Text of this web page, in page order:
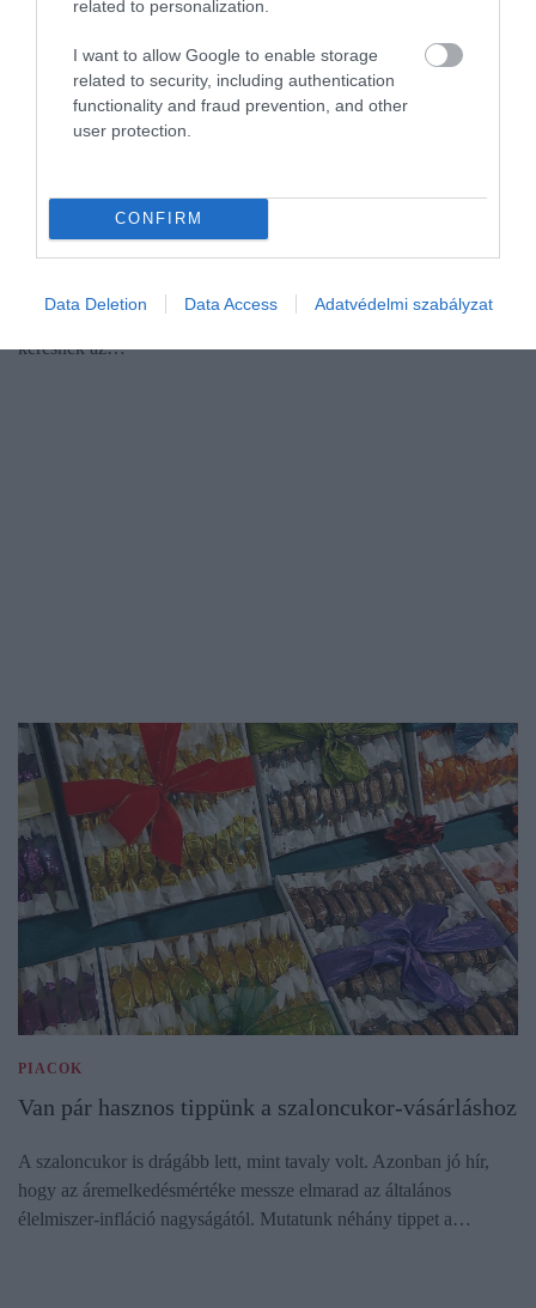
related to personalization.
I want to allow Google to enable storage
related to security, including authentication
functionality and fraud prevention, and other
user protection.
CONFIRM
Data Deletion Data Access Adatvédelmi szabályzat
PIACOK
vásárlásra
A karácsony előtti időszakban megnő a kereslet a prémium
élelmiszerekre, így a kézműves termékekere is. Mutatjuk, melyek
azok a kistermelői élelmiszercikkek, amelyeket leginkább
keresnek az…
PIACOK
Van pár hasznos tippünk a szaloncukor-vásárláshoz
A szaloncukor is drágább lett, mint tavaly volt. Azonban jó hír,
hogy az áremelkedésmértéke messze elmarad az általános
élelmiszer-infláció nagyságától. Mutatunk néhány tippet a…